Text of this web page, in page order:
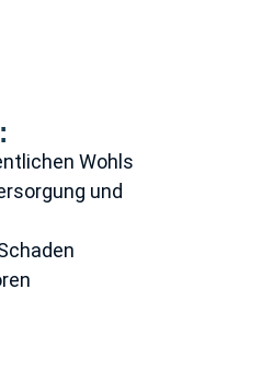
Wohls
und